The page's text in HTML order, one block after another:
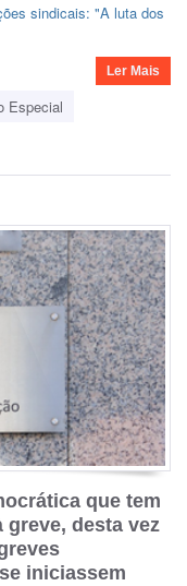
sindicais: "A luta dos
Especial
Ler Mais
que tem
greve, desta vez
iniciassem